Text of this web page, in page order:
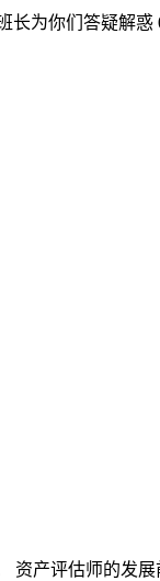
为你们答疑解惑
资产评估师的发